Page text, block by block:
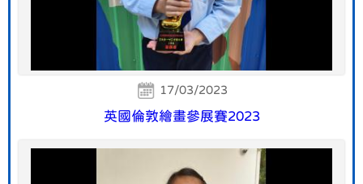
17/03/2023
英國倫敦繪畫參展賽2023